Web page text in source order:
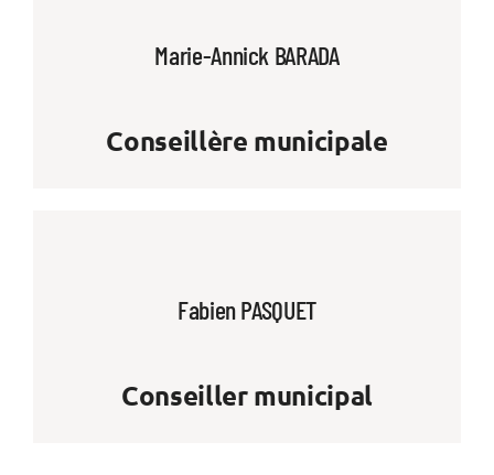
Marie-Annick BARADA
Conseillère municipale
Fabien PASQUET
Conseiller municipal